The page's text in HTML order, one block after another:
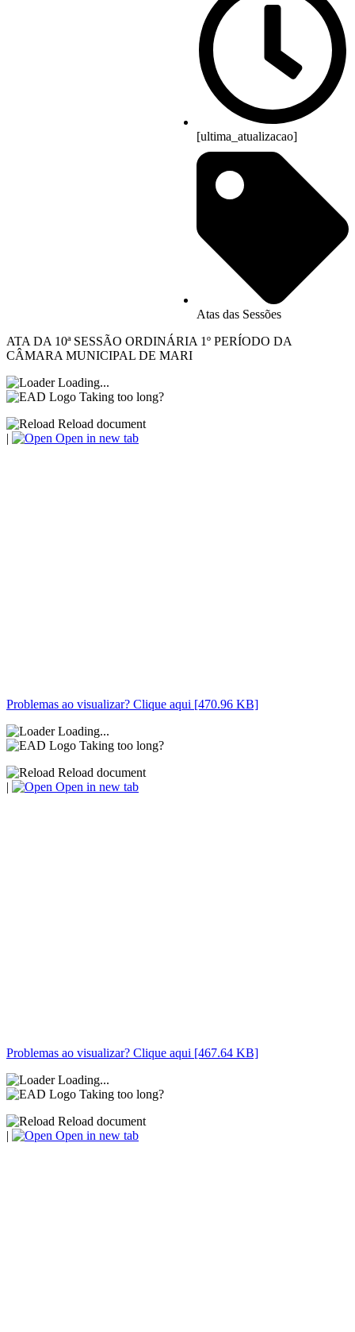
[ultima_atualizacao]
Atas das Sessões
ATA DA 10ª SESSÃO ORDINÁRIA 1º PERÍODO DA
CÂMARA MUNICIPAL DE MARI
Loading...
Taking too long?
Reload document
|
Open in new tab
Problemas ao visualizar? Clique aqui [470.96 KB]
Loading...
Taking too long?
Reload document
|
Open in new tab
Problemas ao visualizar? Clique aqui [467.64 KB]
Loading...
Taking too long?
Reload document
|
Open in new tab